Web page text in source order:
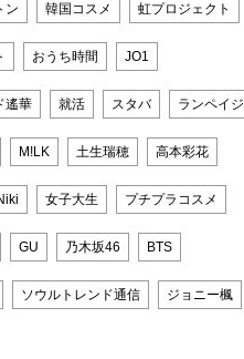
ン 韓国コスメ 虹プロジェクト
おうち時間 JO1
遙華 就活 スタバ ランペイジ
M!LK 土生瑞穂 高本彩花
女子大生 プチプラコスメ
GU 乃木坂46 BTS
ソウルトレンド通信 ジョニー楓